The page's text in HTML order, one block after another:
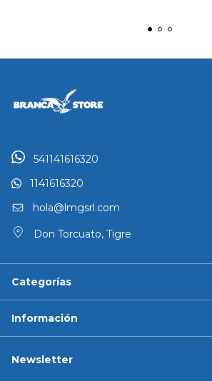
541141616320
1141616320
hola@lmgsrl.com
Don Torcuato, Tigre
Categorías
Información
Newsletter